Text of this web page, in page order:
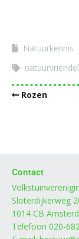
Natuurkennis
Rozen
Contact
Sloterdijkerweg
1014 CB
Telefoon 020-